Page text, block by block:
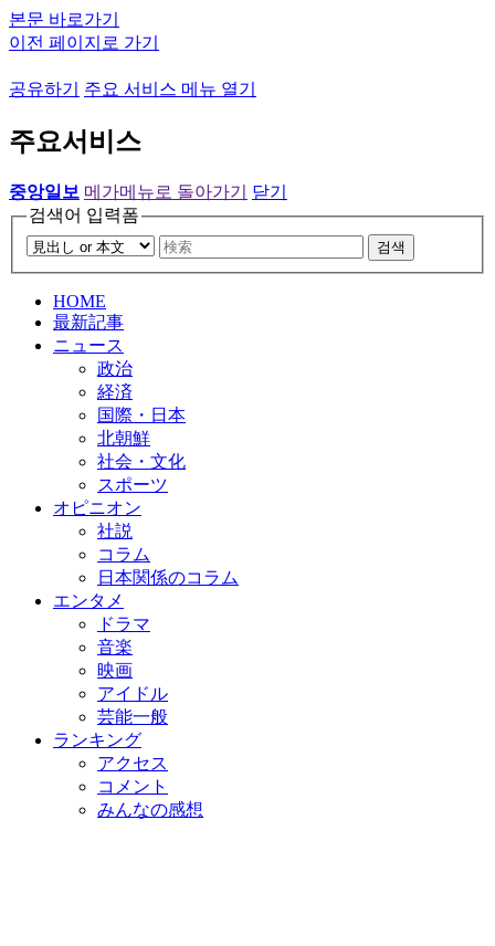
본문 바로가기
이전 페이지로 가기
공유하기 주요 서비스 메뉴 열기
주요서비스
중앙일보 메가메뉴로 돌아가기
닫기
검색어 입력폼
검색
HOME
最新記事
ニュース
政治
経済
国際・日本
北朝鮮
社会・文化
スポーツ
オピニオン
社説
コラム
日本関係のコラム
エンタメ
ドラマ
音楽
映画
アイドル
芸能一般
ランキング
アクセス
コメント
みんなの感想